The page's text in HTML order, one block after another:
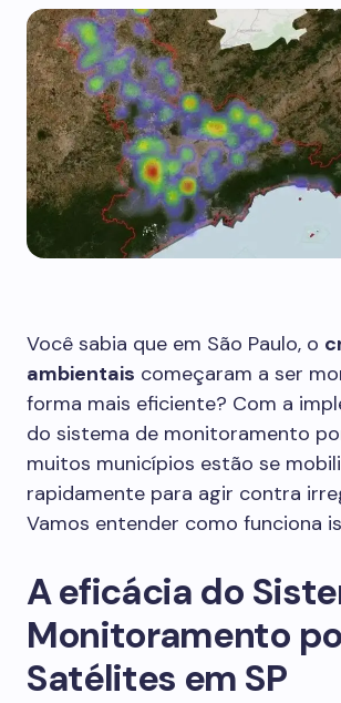
Você sabia que em São Paulo, o
ambientais começaram a ser
forma mais eficiente? Com a
do sistema de monitoramento
muitos municípios estão se
rapidamente para agir contra
Vamos entender como funciona
A eficácia do
Monitoramento
Satélites em SP